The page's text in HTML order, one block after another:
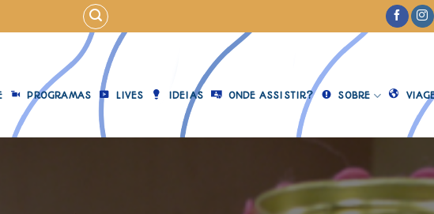
PROGRAMAS LIVES IDEIAS ONDE ASSISTIR? SOBRE